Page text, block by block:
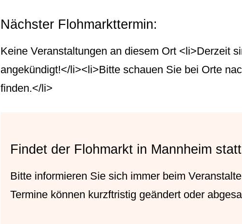
Nächster Flohmarkttermin:
Keine Veranstaltungen an diesem Ort <li>Derzeit
angekündigt!</li><li>Bitte schauen Sie bei Orte
finden.</li>
Findet der Flohmarkt in Mannheim
Bitte informieren Sie sich immer beim
Termine können kurzftristig geändert oder